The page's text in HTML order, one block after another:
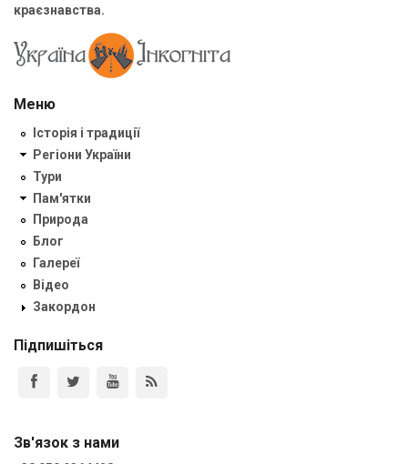
краєзнавства.
Меню
Історія і традиції
Регіони України
Тури
Пам'ятки
Природа
Блог
Галереї
Відео
Закордон
Підпишіться
Зв'язок з нами